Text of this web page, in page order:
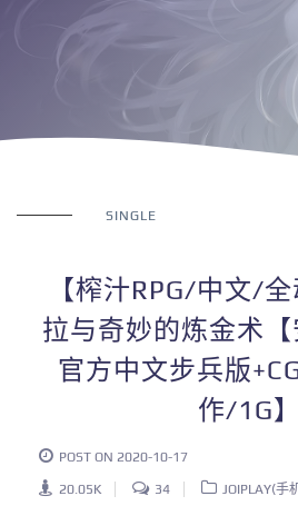
SINGLE
【榨汁RPG/中文/
拉与奇妙的炼金术【
官方中文步兵版
作/1G】
POST ON 2020-10-17
20.05K 34 JOIPLAY(手